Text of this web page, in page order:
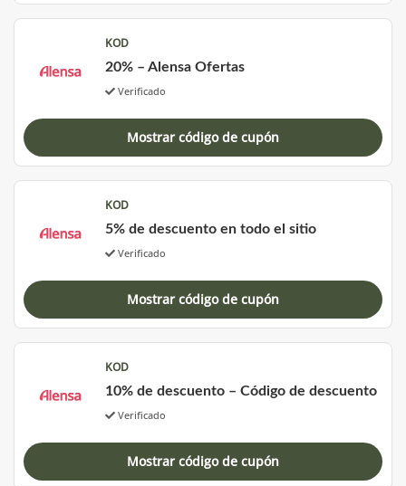
KOD
20% – Alensa Ofertas
Verificado
Mostrar código de cupón
KOD
5% de descuento en todo el sitio
Verificado
Mostrar código de cupón
KOD
10% de descuento – Código de descuento
Verificado
Mostrar código de cupón